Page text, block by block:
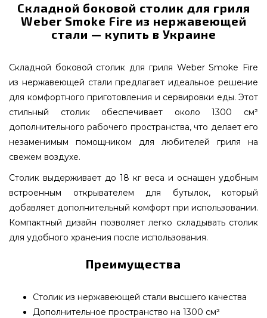
Складной боковой столик для гриля
Weber Smoke Fire из нержавеющей
стали — купить в Украине
Складной боковой столик для гриля Weber Smoke Fire
из нержавеющей стали предлагает идеальное решение
для комфортного приготовления и сервировки еды. Этот
стильный столик обеспечивает около 1300 см²
дополнительного рабочего пространства, что делает его
незаменимым помощником для любителей гриля на
свежем воздухе.
Столик выдерживает до 18 кг веса и оснащен удобным
встроенным открывателем для бутылок, который
добавляет дополнительный комфорт при использовании.
Компактный дизайн позволяет легко складывать столик
для удобного хранения после использования.
Преимущества
Столик из нержавеющей стали высшего качества
Дополнительное пространство на 1300 см²